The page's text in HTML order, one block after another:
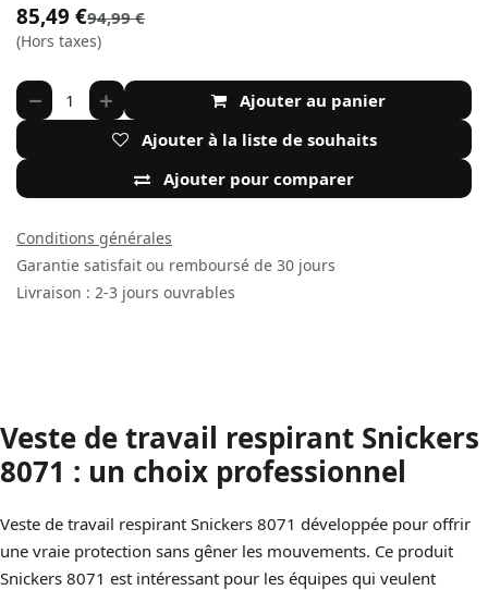
85,49 €94,99€
(Hors taxes)
Ajouter au panier
Ajouter pour comparer
Ajouter à la liste de souhaits
Conditions générales
Garantie satisfait ou remboursé de 30 jours
Livraison : 2-3 jours ouvrables
Veste de travail respirant Snickers
8071 : un choix professionnel
Veste de travail respirant Snickers 8071 développée pour offrir
une vraie protection sans gêner les mouvements. Ce produit
Snickers 8071 est intéressant pour les équipes qui veulent